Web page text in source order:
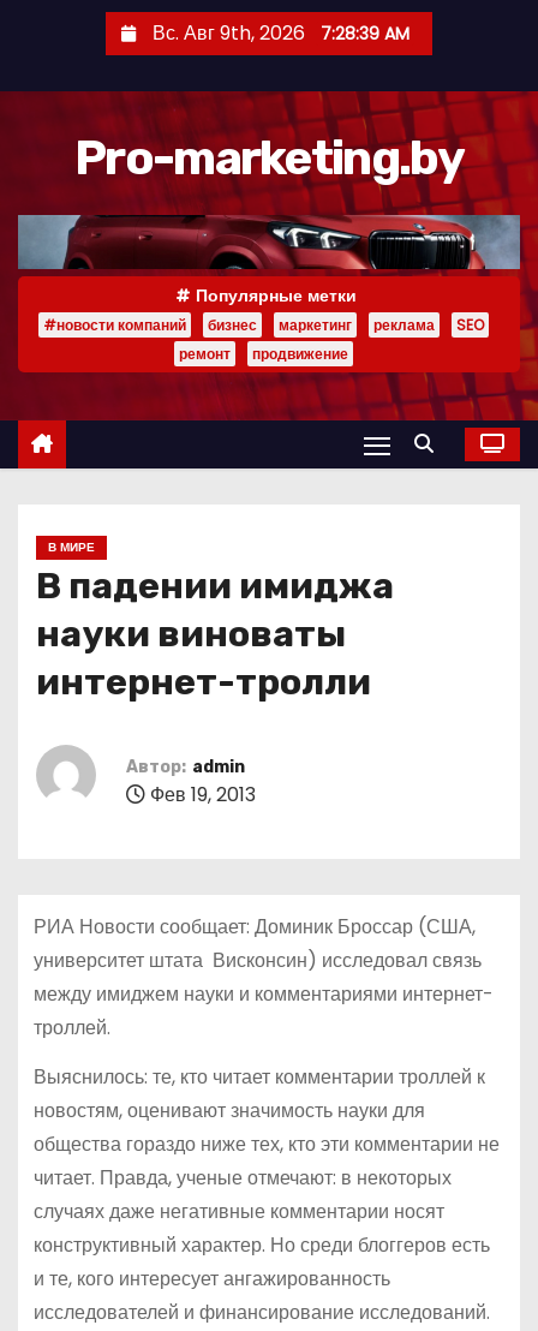
р
Вс. Авг 9th, 2026 7:28:40 AM
Pro-marketing.by
Популярные метки
#новости компаний бизнес маркетинг реклама
SEO
ремонт
продвижение
В МИРЕ
В падении имиджа
науки виноваты
интернет-тролли
Автор: admin
Фев 19, 2013
РИА Новости сообщает: Доминик Броссар (США,
университет штата Висконсин) исследовал связь
между имиджем науки и комментариями интернет-
троллей.
Выяснилось: те, кто читает комментарии троллей к
новостям, оценивают значимость науки для
общества гораздо ниже тех, кто эти комментарии не
читает. Правда, ученые отмечают: в некоторых
случаях даже негативные комментарии носят
конструктивный характер. Но среди блоггеров есть
и те, кого интересует ангажированность
исследователей и финансирование исследований.